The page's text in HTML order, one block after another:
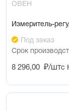
ОВЕН
Измеритель-
Под заказ
Срок
8 296,00 ₽/штс